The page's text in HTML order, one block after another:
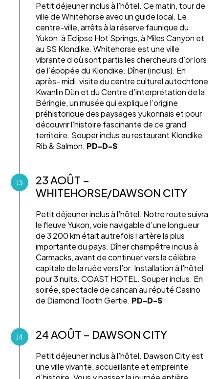
Petit déjeuner inclus à l’hôtel. Ce matin, tour de
ville de Whitehorse avec un guide local. Le
centre-ville, arrêts à la réserve faunique du
Yukon, à Eclipse Hot Springs, à Miles Canyon et
au SS Klondike. Whitehorse est une ville
vibrante d’où sont partis les chercheurs d’or lors
de l’épopée du Klondike. Dîner (inclus). En
après- midi, visite du centre culturel autochtone
Kwanlin Dün et du Centre d’interprétation de la
Béringie, un musée qui explique l’origine
préhistorique des paysages yukonnais et pour
découvrir l’histoire fascinante de ce grand
territoire. Souper inclus au restaurant Klondike
Rib & Salmon. PD-D-S
J3
23 AOÛT –
WHITEHORSE/DAWSON CITY
Petit déjeuner inclus à l’hôtel. Notre route suivra
le fleuve Yukon, voie navigable d’une longueur
de 3 200 km était autrefois l’artère la plus
importante du pays. Dîner champêtre inclus à
Carmacks, avant de continuer vers la célèbre
capitale de la ruée vers l’or. Installation à l’hôtel
pour 3 nuits. COAST HOTEL. Souper inclus. En
soirée, spectacle de cancan au réputé Casino
de Diamond Tooth Gertie. PD-D-S
J4 24 AOÛT – DAWSON CITY
Petit déjeuner inclus à l’hôtel. Dawson City est
une ville vivante, accueillante et empreinte